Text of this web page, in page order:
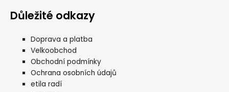
Důležité odkazy
Doprava a platba
Velkoobchod
Obchodní podmínky
Ochrana osobních údajů
etila radí